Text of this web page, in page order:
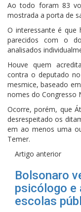
Ao todo foram 83
mostrada a porta de
O interessante é que
parecidos com o
analisados
Houve quem
contra o deputado
mesmice, baseado
nomes do Congresso
Ocorre, porém, que
desrespeitado os
em ao menos uma
Temer.
Artigo anterior
Bolsonaro
psicólogo e
escolas